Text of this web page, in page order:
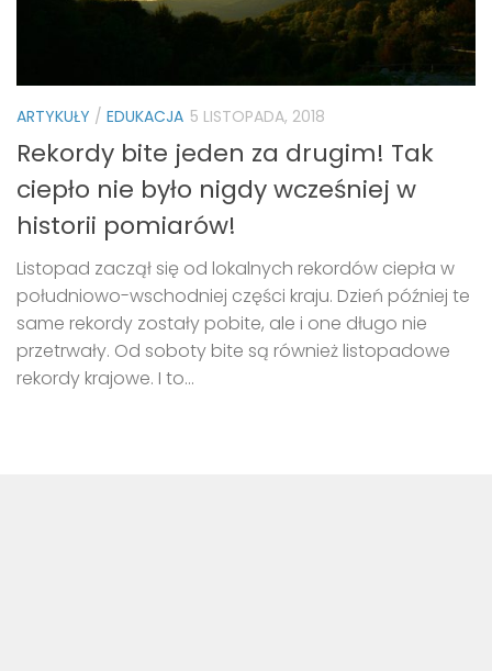
ARTYKUŁY / EDUKACJA 5 LISTOPADA, 2018
Rekordy bite jeden za drugim! Tak
ciepło nie było nigdy wcześniej w
historii pomiarów!
Listopad zaczął się od lokalnych rekordów ciepła w
południowo-wschodniej części kraju. Dzień później te
same rekordy zostały pobite, ale i one długo nie
przetrwały. Od soboty bite są również listopadowe
rekordy krajowe. I to...